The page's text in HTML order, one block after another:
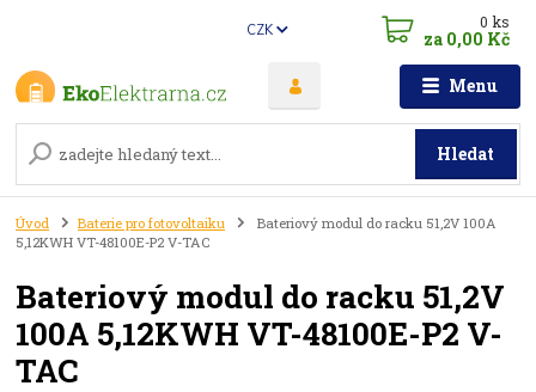
Menu
CZK
Hledat
0ks
za 0,00 Kč
Úvod Baterie pro fotovoltaiku
Bateriový modul do racku 51,2V 100A
5,12KWH VT-48100E-P2 V-TAC
Bateriový modul do racku 51,2V
100A 5,12KWH VT-48100E-P2 V-
TAC